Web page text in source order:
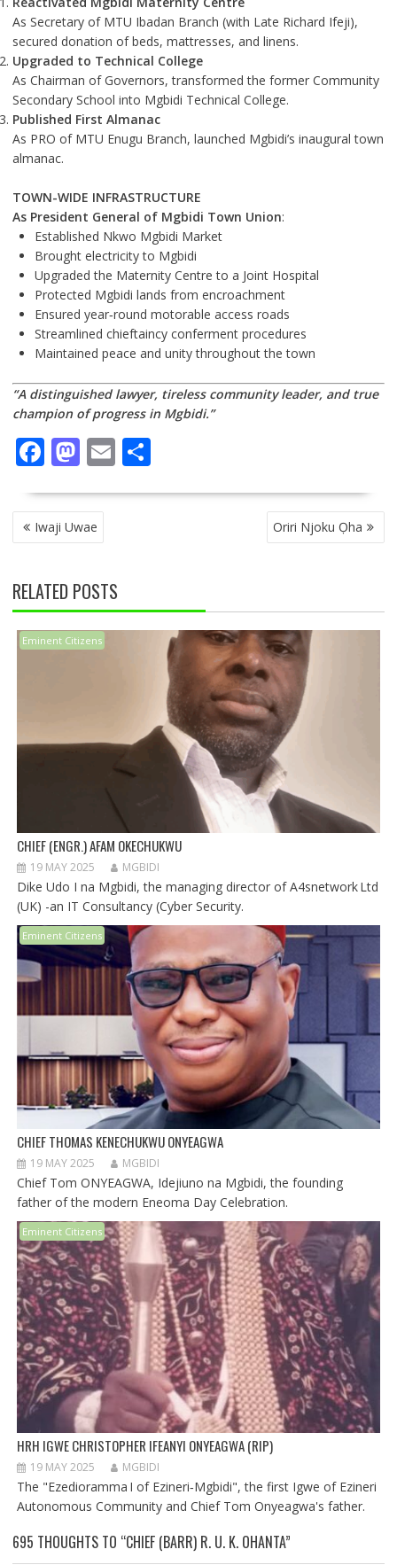
As Secretary of MTU Ibadan Branch (with Late Richard Ifeji),
secured donation of beds, mattresses, and linens.
Upgraded to Technical College
As Chairman of Governors, transformed the former Community
Secondary School into Mgbidi Technical College.
Published First Almanac
As PRO of MTU Enugu Branch, launched Mgbidi’s inaugural town
almanac.
TOWN-WIDE INFRASTRUCTURE
As President General of Mgbidi Town Union:
Established Nkwo Mgbidi Market
Brought electricity to Mgbidi
Upgraded the Maternity Centre to a Joint Hospital
Protected Mgbidi lands from encroachment
Ensured year‑round motorable access roads
Streamlined chieftaincy conferment procedures
Maintained peace and unity throughout the town
“A distinguished lawyer, tireless community leader, and true
champion of progress in Mgbidi.”
F
ac
e
b
o
k
M
as
to
d
n
E
m
ai
S
ar
POST
NAVIGATION
Iwaji Uwae Oriri Njoku Ọha
RELATED POSTS
Eminent Citizens
CHIEF (ENGR.) AFAM OKECHUKWU
19 MAY 2025 MGBIDI
Dike Udo I na Mgbidi, the managing director of A4snetwork Ltd
(UK) -an IT Consultancy (Cyber Security.
Eminent Citizens
CHIEF THOMAS KENECHUKWU ONYEAGWA
19 MAY 2025 MGBIDI
Chief Tom ONYEAGWA, Idejiuno na Mgbidi, the founding
father of the modern Eneoma Day Celebration.
Eminent Citizens
HRH IGWE CHRISTOPHER IFEANYI ONYEAGWA (RIP)
19 MAY 2025 MGBIDI
The "Ezedioramma I of Ezineri‑Mgbidi", the first Igwe of Ezineri
Autonomous Community and Chief Tom Onyeagwa's father.
695 THOUGHTS TO “CHIEF (BARR) R. U. K. OHANTA”